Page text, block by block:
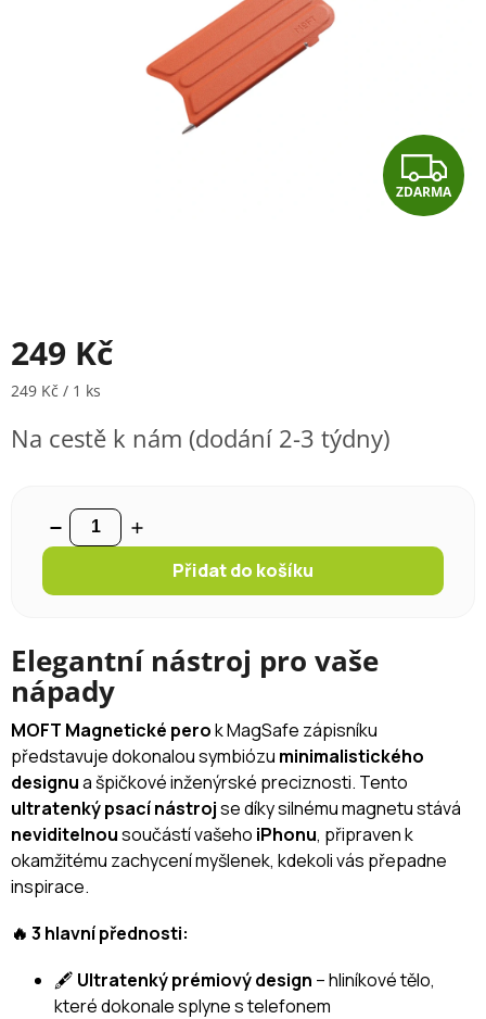
Z
D
ZDARMA
249 Kč
Měrná cena:
249 Kč / 1 ks
Na cestě k nám (dodání 2-3 týdny)
Přidat do košíku
Elegantní nástroj pro vaše
nápady
MOFT Magnetické perok MagSafe zápisníku
představuje dokonalou symbiózu minimalistického
designua špičkové inženýrské preciznosti. Tento
ultratenký psací nástrojse díky silnému magnetu stává
neviditelnousoučástí vašeho iPhonu, připraven k
okamžitému zachycení myšlenek, kdekoli vás přepadne
inspirace.
🔥 3 hlavní přednosti:
🖋️ Ultratenký prémiový design – hliníkové tělo,
které dokonale splyne s telefonem